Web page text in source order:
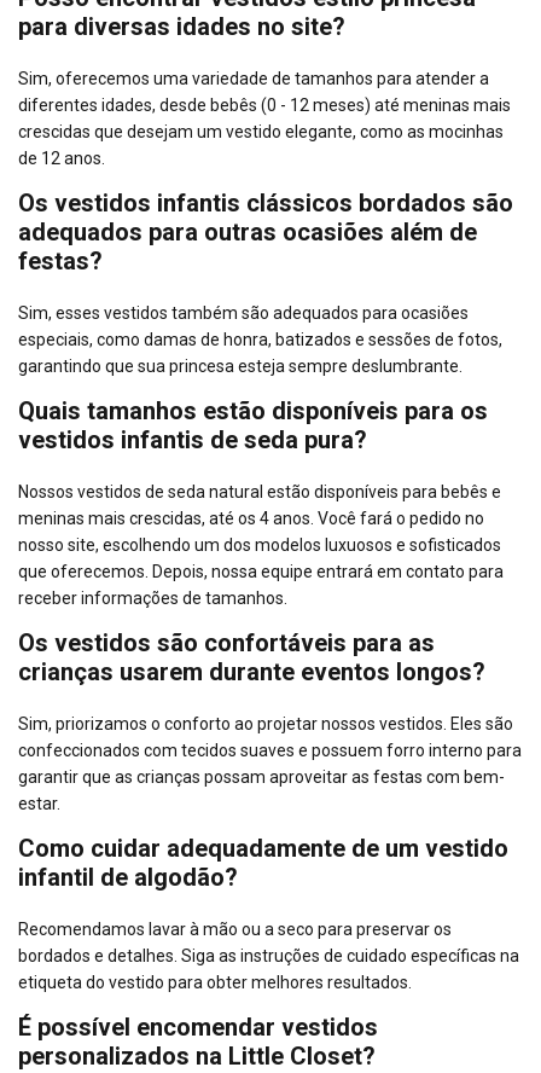
para diversas idades no site?
Sim, oferecemos uma variedade de tamanhos para atender a
diferentes idades, desde bebês (0 - 12 meses) até meninas mais
crescidas que desejam um vestido elegante, como as mocinhas
de 12 anos.
Os vestidos infantis clássicos bordados são
adequados para outras ocasiões além de
festas?
Sim, esses vestidos também são adequados para ocasiões
especiais, como damas de honra, batizados e sessões de fotos,
garantindo que sua princesa esteja sempre deslumbrante.
Quais tamanhos estão disponíveis para os
vestidos infantis de seda pura?
Nossos vestidos de seda natural estão disponíveis para bebês e
meninas mais crescidas, até os 4 anos. Você fará o pedido no
nosso site, escolhendo um dos modelos luxuosos e sofisticados
que oferecemos. Depois, nossa equipe entrará em contato para
receber informações de tamanhos.
Os vestidos são confortáveis para as
crianças usarem durante eventos longos?
Sim, priorizamos o conforto ao projetar nossos vestidos. Eles são
confeccionados com tecidos suaves e possuem forro interno para
garantir que as crianças possam aproveitar as festas com bem-
estar.
Como cuidar adequadamente de um vestido
infantil de algodão?
Recomendamos lavar à mão ou a seco para preservar os
bordados e detalhes. Siga as instruções de cuidado específicas na
etiqueta do vestido para obter melhores resultados.
É possível encomendar vestidos
personalizados na Little Closet?